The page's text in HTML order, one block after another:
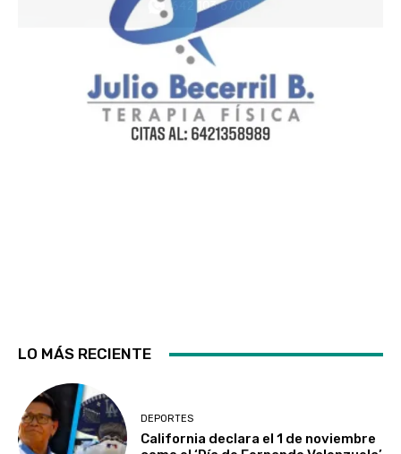
LO MÁS RECIENTE
DEPORTES
California declara el 1 de noviembre